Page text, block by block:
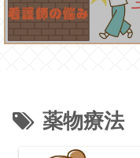
薬物療法